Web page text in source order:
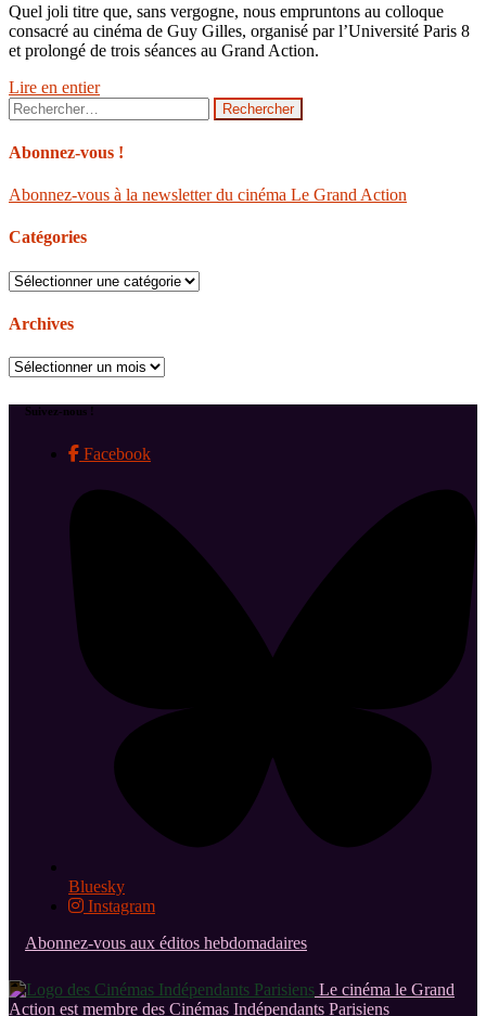
Quel joli titre que, sans vergogne, nous empruntons au colloque
consacré au cinéma de Guy Gilles, organisé par l’Université Paris 8
et prolongé de trois séances au Grand Action.
Lire en entier
Rechercher :
Abonnez-vous !
Abonnez-vous à la newsletter du cinéma Le Grand Action
Catégories
Catégories
Archives
Archives
Suivez-nous !
Facebook
Bluesky
Instagram
Abonnez-vous aux éditos hebdomadaires
Le cinéma le Grand
Action est membre des Cinémas Indépendants Parisiens